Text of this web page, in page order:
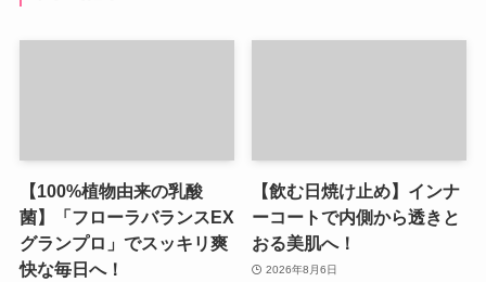
【100%植物由来の乳酸
菌】「フローラバランスEX
グランプロ」でスッキリ爽
快な毎日へ！
【飲む日焼け止め】インナ
ーコートで内側から透きと
おる美肌へ！
2026年8月6日